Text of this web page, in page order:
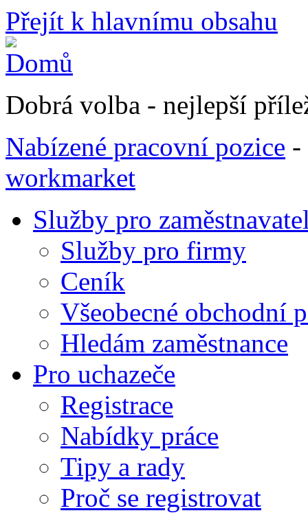
Přejít k hlavnímu obsahu
Dobrá volba - nejlepší
Nabízené pracovní pozice -
workmarket
Služby pro
Služby pro firmy
Ceník
Všeobecné obchodní
Hledám zaměstnance
Pro uchazeče
Registrace
Nabídky práce
Tipy a rady
Proč se registrovat